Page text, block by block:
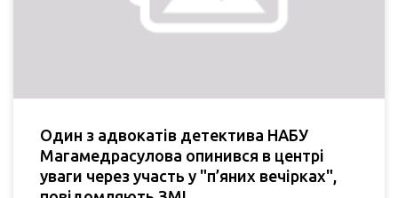
Один з адвокатів детектива НАБУ
Магамедрасулова опинився в центрі
уваги через участь у "п’яних вечірках",